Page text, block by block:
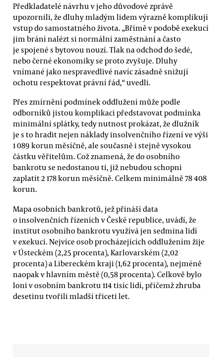
Předkladatelé návrhu v jeho důvodové zprávě
upozornili, že dluhy mladým lidem výrazně komplikují
vstup do samostatného života. „Břímě v podobě exekucí
jim brání nalézt si normální zaměstnání a často
je spojené s bytovou nouzí. Tlak na odchod do šedé,
nebo černé ekonomiky se proto zvyšuje. Dluhy
vnímané jako nespravedlivé navíc zásadně snižují
ochotu respektovat právní řád,“ uvedli.
Přes zmírnění podmínek oddlužení může podle
odborníků jistou komplikaci představovat podmínka
minimální splátky, tedy nutnost prokázat, že dlužník
je s to hradit nejen náklady insolvenčního řízení ve výši
1 089 korun měsíčně, ale současně i stejně vysokou
částku věřitelům. Což znamená, že do osobního
bankrotu se nedostanou ti, již nebudou schopni
zaplatit 2 178 korun měsíčně. Celkem minimálně 78 408
korun.
Mapa osobních bankrotů, jež přináší data
o insolvenčních řízeních v České republice, uvádí, že
institut osobního bankrotu využívá jen sedmina lidí
v exekuci. Nejvíce osob procházejících oddlužením žije
v Ústeckém (2,25 procenta), Karlovarském (2,02
procenta) a Libereckém kraji (1,62 procenta), nejméně
naopak v hlavním městě (0,58 procenta). Celkově bylo
loni v osobním bankrotu 114 tisíc lidí, přičemž zhruba
desetinu tvořili mladší třiceti let.